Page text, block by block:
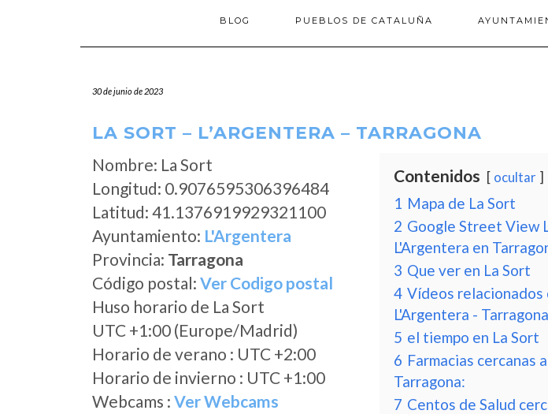
BLOG PUEBLOS DE CATALUÑA
30 de junio de 2023
LA SORT – L’ARGENTERA – TARRAGONA
Nombre: La Sort
Longitud: 0.9076595306396484
Latitud: 41.1376919929321100
Ayuntamiento: L'Argentera
Provincia: Tarragona
Código postal: Ver Codigo postal
Huso horario de La Sort
UTC +1:00 (Europe/Madrid)
Horario de verano : UTC +2:00
Horario de invierno : UTC +1:00
Webcams : Ver Webcams
Contenidos ocultar
1 Mapa de La Sort
2 Google Street View
L'Argentera en
3 Que ver en La Sort
4 Vídeos relacionados
L'Argentera - Tarragona
5 el tiempo en La Sort
6 Farmacias cercanas
Tarragona:
7 Centos de Salud